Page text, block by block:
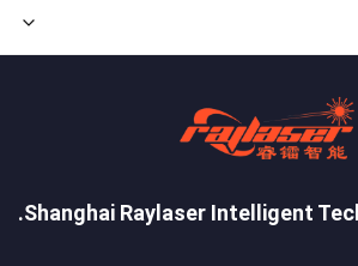
Shanghai Raylaser Intelligent